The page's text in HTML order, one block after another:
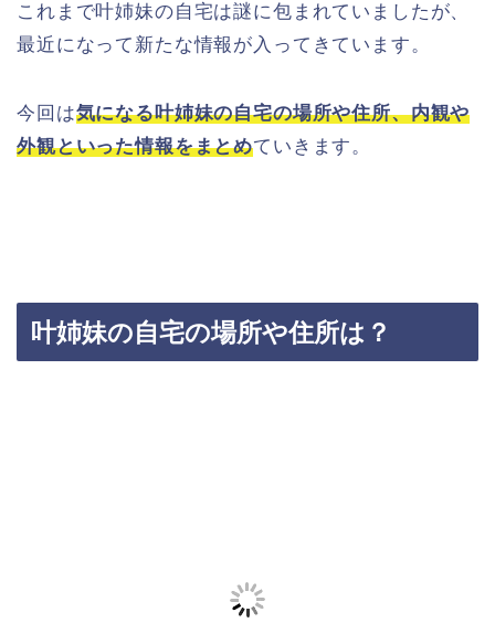
これまで叶姉妹の自宅は謎に包まれていましたが、
最近になって新たな情報が入ってきています。
今回は気になる叶姉妹の自宅の場所や住所、内観や
外観といった情報をまとめていきます。
叶姉妹の自宅の場所や住所は？